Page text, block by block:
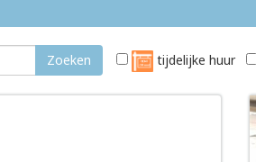
Zoeken tijdelijke huur